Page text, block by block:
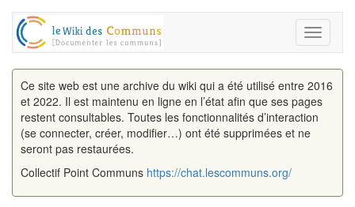
Toggle
Ce site web est une archive du wiki qui a été utilisé entre 2016
et 2022. Il est maintenu en ligne en l’état afin que ses pages
restent consultables. Toutes les fonctionnalités d’interaction
(se connecter, créer, modifier…) ont été supprimées et ne
seront pas restaurées.
Collectif Point Communs https://chat.lescommuns.org/